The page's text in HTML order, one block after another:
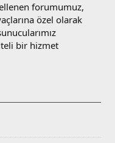
forumumuz,
özel olarak
bir hizmet